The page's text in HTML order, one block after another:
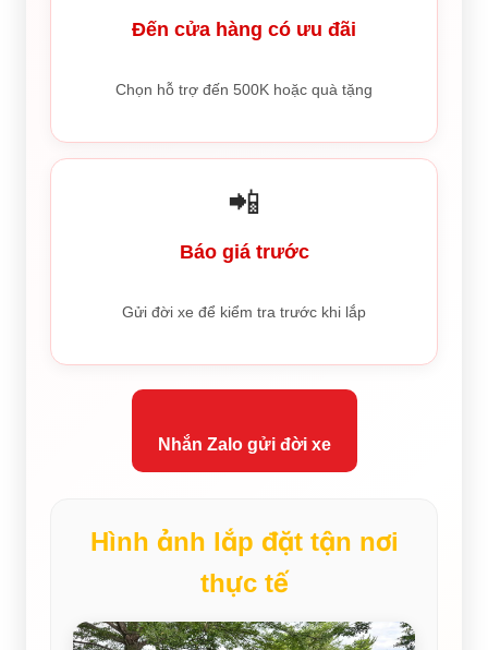
Đến cửa hàng có ưu đãi
Chọn hỗ trợ đến 500K hoặc quà tặng
📲
Báo giá trước
Gửi đời xe để kiểm tra trước khi lắp
Nhắn Zalo gửi đời xe
Hình ảnh lắp đặt tận nơi
thực tế